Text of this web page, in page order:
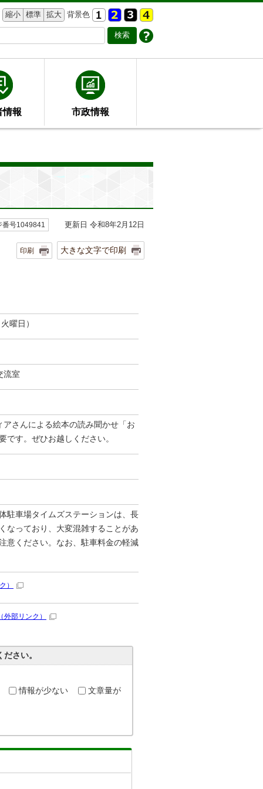
縮小 標準 拡大 背景色
情報 市政情報
番号1049841 更新日 令和8年2月12日
印刷 大きな文字で印刷
曜日）
流室
さんによる絵本の読み聞かせ「お
です。ぜひお越しください。
駐車場タイムズステーションは、長
なっており、大変混雑することがあ
意ください。なお、駐車料金の軽減
）
外部リンク）
さい。
情報が少ない 文章量が